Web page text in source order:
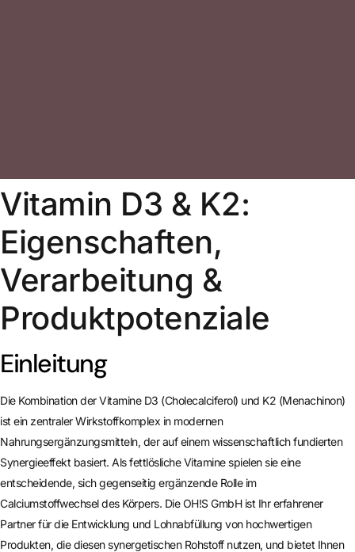
Vitamin D3 & K2:
Eigenschaften,
Verarbeitung &
Produktpotenziale
Einleitung
Die Kombination der Vitamine D3 (Cholecalciferol) und K2 (Menachinon)
ist ein zentraler Wirkstoffkomplex in modernen
Nahrungsergänzungsmitteln, der auf einem wissenschaftlich fundierten
Synergieeffekt basiert. Als fettlösliche Vitamine spielen sie eine
entscheidende, sich gegenseitig ergänzende Rolle im
Calciumstoffwechsel des Körpers. Die OH!S GmbH ist Ihr erfahrener
Partner für die Entwicklung und Lohnabfüllung von hochwertigen
Produkten, die diesen synergetischen Rohstoff nutzen, und bietet Ihnen